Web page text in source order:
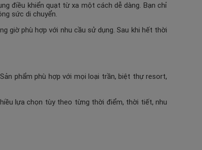
điều khiển quạt từ xa một cách dễ dàng. Bạn chỉ
sức di chuyển.
giờ phù hợp với nhu cầu sử dụng. Sau khi hết thời
phẩm phù hợp với mọi loại trần, biệt thự resort,
lựa chọn tùy theo từng thời điểm, thời tiết, nhu